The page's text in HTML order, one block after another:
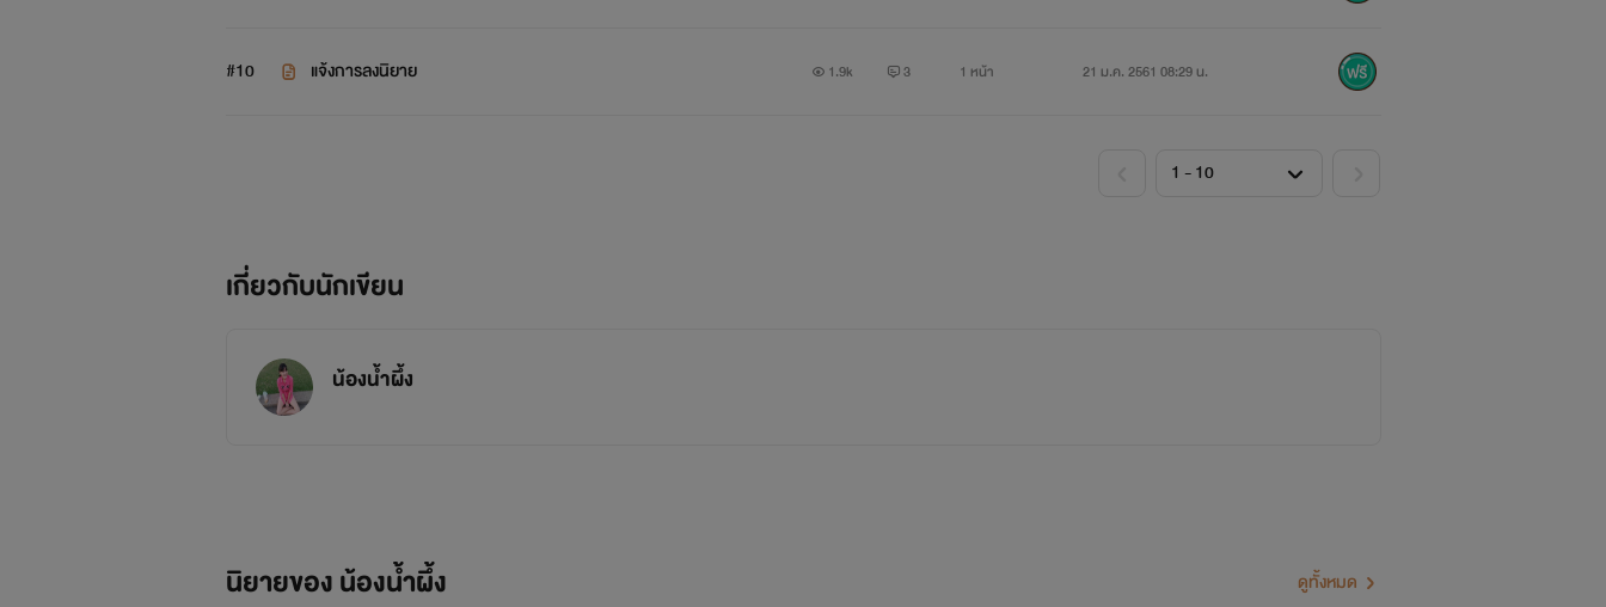
#10 แจ้งการลงนิยาย 1.9k 3 1 หน้า 21 ม.ค. 2561 08:29 น.
เกี่ยวกับนักเขียน
น้องน้ำผึ้ง
นิยายของ น้องน้ำผึ้ง ดูทั้งหมด